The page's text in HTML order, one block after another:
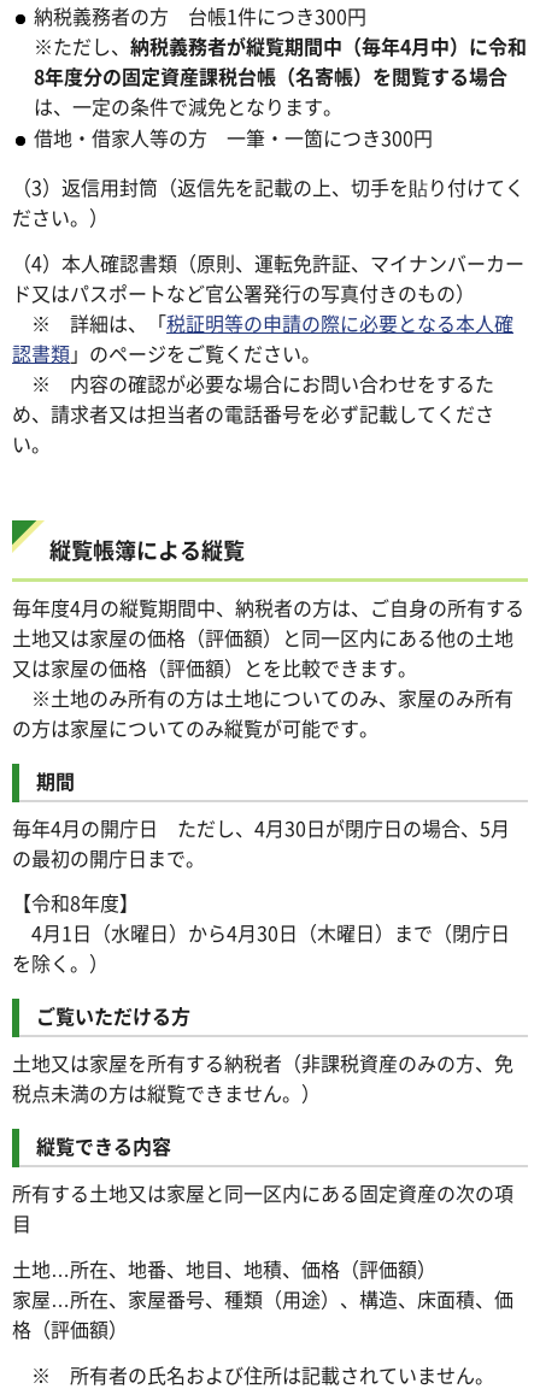
納税義務者の方 台帳1件につき300円
※ただし、 納税義務者が縦覧期間中（毎年4月中）に令和
8年度分の固定資産課税台帳（名寄帳）を閲覧する場合
は、一定の条件で減免となります。
借地・借家人等の方 一筆・一箇につき300円
（3）返信用封筒（返信先を記載の上、切手を貼り付けてく
ださい。）
（4）本人確認書類（原則、運転免許証、マイナンバーカー
ド又はパスポートなど官公署発行の写真付きのもの）
※ 詳細は、「税証明等の申請の際に必要となる本人確
認書類」のページをご覧ください。
※ 内容の確認が必要な場合にお問い合わせをするた
め、請求者又は担当者の電話番号を必ず記載してくださ
い。
縦覧帳簿による縦覧
毎年度4月の縦覧期間中、納税者の方は、ご自身の所有する
土地又は家屋の価格（評価額）と同一区内にある他の土地
又は家屋の価格（評価額）とを比較できます。
※土地のみ所有の方は土地についてのみ、家屋のみ所有
の方は家屋についてのみ縦覧が可能です。
期間
毎年4月の開庁日 ただし、4月30日が閉庁日の場合、5月
の最初の開庁日まで。
【令和8年度】
4月1日（水曜日）から4月30日（木曜日）まで（閉庁日
を除く。）
ご覧いただける方
土地又は家屋を所有する納税者（非課税資産のみの方、免
税点未満の方は縦覧できません。）
縦覧できる内容
所有する土地又は家屋と同一区内にある固定資産の次の項
目
土地…所在、地番、地目、地積、価格（評価額）
家屋…所在、家屋番号、種類（用途）、構造、床面積、価
格（評価額）
※ 所有者の氏名および住所は記載されていません。